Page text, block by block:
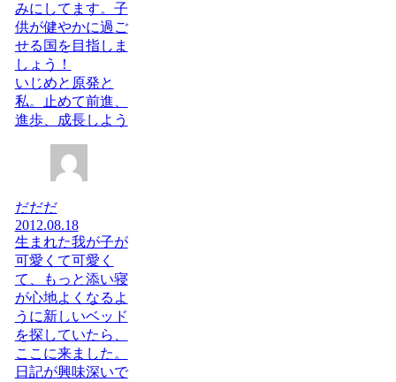
みにしてます。子
供が健やかに過ご
せる国を目指しま
しょう！
いじめと原発と
私。止めて前進、
進歩、成長しよう
だだだ
2012.08.18
生まれた我が子が
可愛くて可愛く
て、もっと添い寝
が心地よくなるよ
うに新しいベッド
を探していたら、
ここに来ました。
日記が興味深いで